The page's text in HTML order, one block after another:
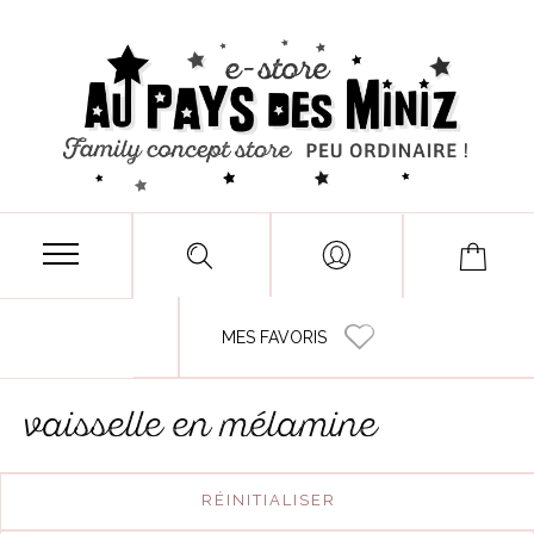
MES FAVORIS
vaisselle en mélamine
RÉINITIALISER